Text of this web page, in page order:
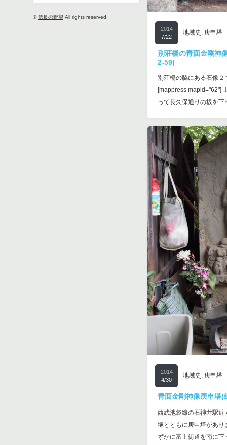
©信長の野望 All rights reserved.
2014
7/22
地域史 , 庚申塔
別荘橋の青面金剛神
2-59)
別荘橋の脇にある石像２
[mappress mapid="62"]
って長久保通りの坂を
2014
4/30
地域史 , 庚申塔
青面金剛神像庚申塔(
西武池袋線の石神井駅近
塚とともに庚申塔があり
ずかに富士街道を南に下